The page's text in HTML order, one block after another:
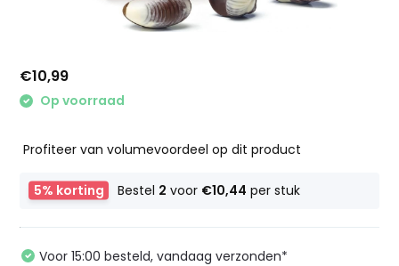
€10,99
Op voorraad
Profiteer van volumevoordeel op dit product
5% korting Bestel 2 voor €10,44 per stuk
Voor 15:00 besteld, vandaag verzonden*